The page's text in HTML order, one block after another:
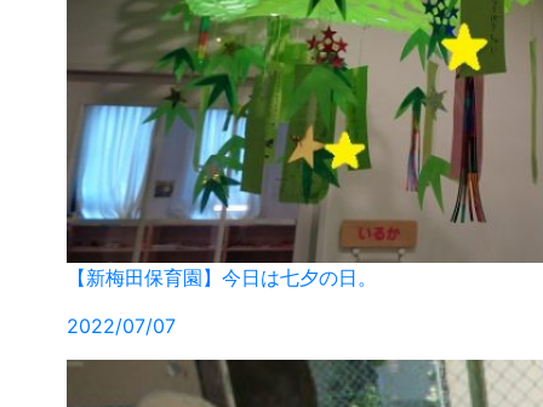
【新梅田保育園】今日は七夕の日。
2022/07/07